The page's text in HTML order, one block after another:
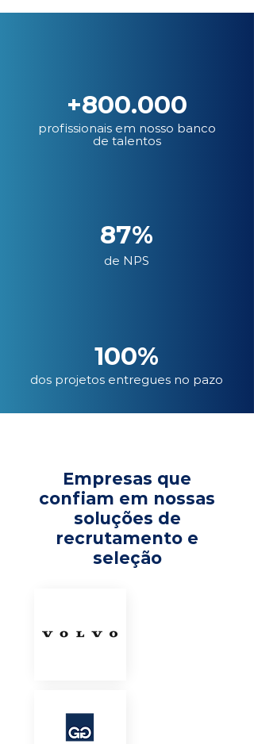
+800.000
profissionais em nosso banco
de talentos
87%
de NPS
100%
dos projetos entregues no pazo
Empresas que
confiam em nossas
soluções de
recrutamento e
seleção